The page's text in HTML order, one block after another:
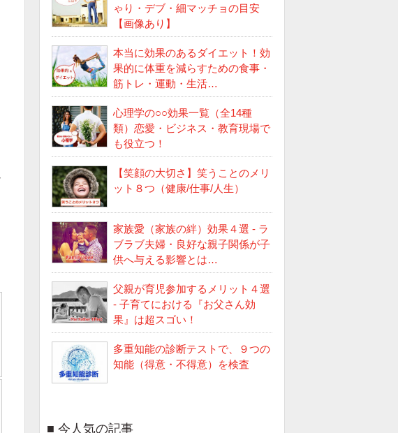
ゃり・デブ・細マッチョの目安
【画像あり】
本当に効果のあるダイエット！効
果的に体重を減らすための食事・
筋トレ・運動・生活…
心理学の○○効果一覧（全14種
類）恋愛・ビジネス・教育現場で
も役立つ！
【笑顔の大切さ】笑うことのメリ
ット８つ（健康/仕事/人生）
家族愛（家族の絆）効果４選 - ラ
ブラブ夫婦・良好な親子関係が子
供へ与える影響とは…
父親が育児参加するメリット４選
- 子育てにおける『お父さん効
果』は超スゴい！
多重知能の診断テストで、９つの
知能（得意・不得意）を検査
今人気の記事